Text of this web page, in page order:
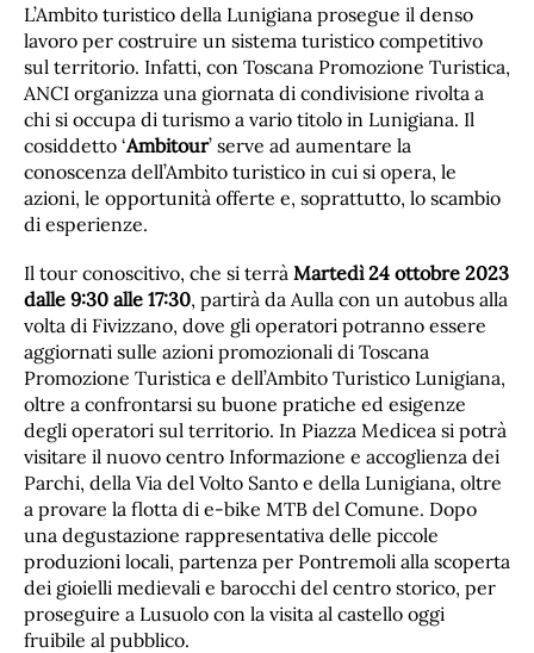
L’Ambito turistico della Lunigiana prosegue il denso
lavoro per costruire un sistema turistico competitivo
sul territorio. Infatti, con Toscana Promozione Turistica,
ANCI organizza una giornata di condivisione rivolta a
chi si occupa di turismo a vario titolo in Lunigiana. Il
cosiddetto ‘Ambitour’ serve ad aumentare la
conoscenza dell’Ambito turistico in cui si opera, le
azioni, le opportunità offerte e, soprattutto, lo scambio
di esperienze.
Il tour conoscitivo, che si terrà Martedì 24 ottobre 2023
dalle 9:30 alle 17:30, partirà da Aulla con un autobus alla
volta di Fivizzano, dove gli operatori potranno essere
aggiornati sulle azioni promozionali di Toscana
Promozione Turistica e dell’Ambito Turistico Lunigiana,
oltre a confrontarsi su buone pratiche ed esigenze
degli operatori sul territorio. In Piazza Medicea si potrà
visitare il nuovo centro Informazione e accoglienza dei
Parchi, della Via del Volto Santo e della Lunigiana, oltre
a provare la flotta di e-bike MTB del Comune. Dopo
una degustazione rappresentativa delle piccole
produzioni locali, partenza per Pontremoli alla scoperta
dei gioielli medievali e barocchi del centro storico, per
proseguire a Lusuolo con la visita al castello oggi
fruibile al pubblico.